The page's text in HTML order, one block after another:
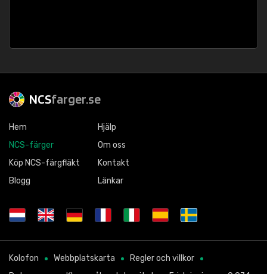
NCSfarger.se
Hem
NCS-färger
Köp NCS-färgfläkt
Blogg
Hjälp
Om oss
Kontakt
Länkar
Kolofon Webbplatskarta
Regler och villkor